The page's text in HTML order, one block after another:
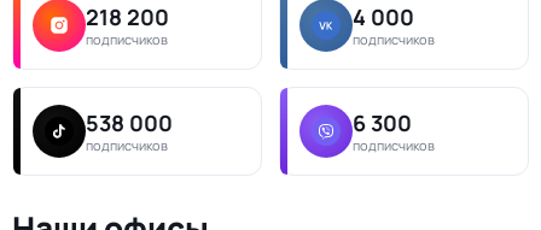
218 200
подписчиков
4 000
подписчиков
538 000
подписчиков
6 300
подписчиков